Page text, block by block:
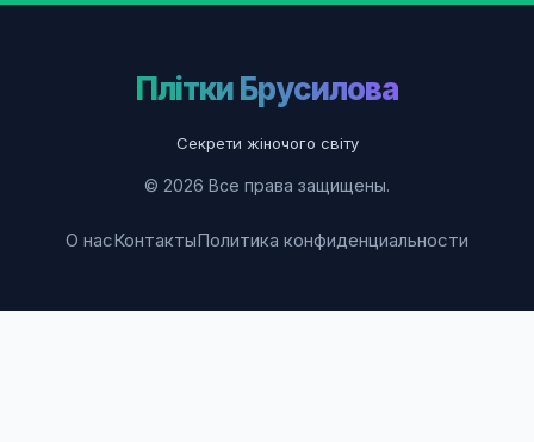
Плітки Брусилова
Секрети жіночого світу
© 2026 Все права защищены.
О насКонтактыПолитика конфиденциальности